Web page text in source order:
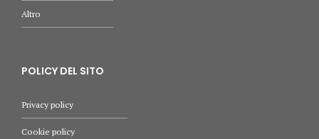
Altro
POLICY DEL SITO
Privacy policy
Cookie policy